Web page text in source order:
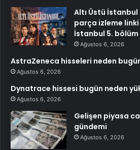
Altı Üstü
parça izleme linki
İstanbul 5.
Ağustos 6, 2026
AstraZeneca hisseleri neden
Ağustos 6, 2026
Dynatrace hissesi bugün neden
Ağustos 6, 2026
Gelişen piyasa
gündemi
Ağustos 6, 2026